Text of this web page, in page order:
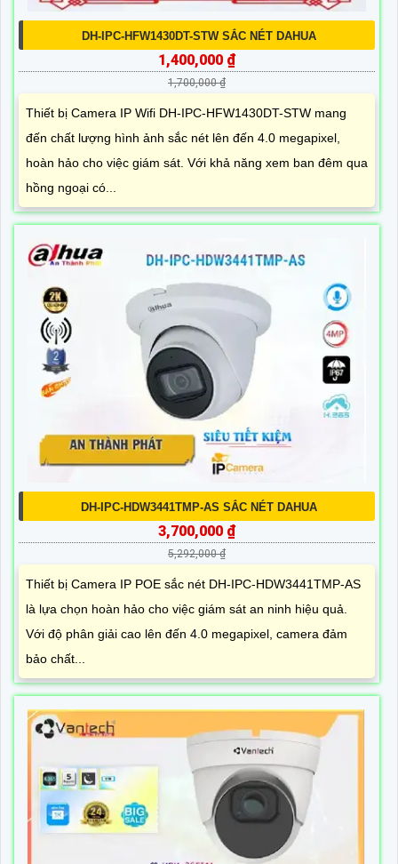
DH-IPC-HFW1430DT-STW SẮC NÉT DAHUA
1,400,000 ₫
1,700,000 ₫
Thiết bị Camera IP Wifi DH-IPC-HFW1430DT-STW mang
đến chất lượng hình ảnh sắc nét lên đến 4.0 megapixel,
hoàn hảo cho việc giám sát. Với khả năng xem ban đêm qua
hồng ngoại có...
DH-IPC-HDW3441TMP-AS SẮC NÉT DAHUA
3,700,000 ₫
5,292,000 ₫
Thiết bị Camera IP POE sắc nét DH-IPC-HDW3441TMP-AS
là lựa chọn hoàn hảo cho việc giám sát an ninh hiệu quả.
Với độ phân giải cao lên đến 4.0 megapixel, camera đảm
bảo chất...